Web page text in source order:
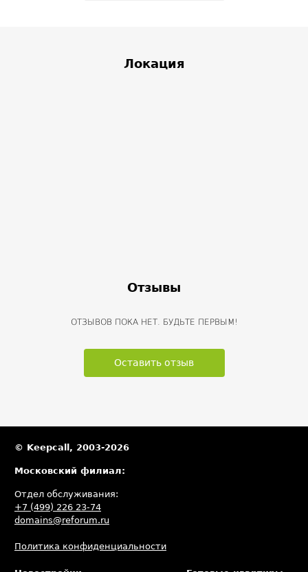
Локация
Отзывы
ОТЗЫВОВ ПОКА НЕТ. БУДЬТЕ ПЕРВЫМ!
Оставить отзыв
© Keepcall, 2003-2026
Московский филиал:
Отдел обслуживания:
+7 (499) 226 23-74
domains@reforum.ru
Политика конфиденциальности